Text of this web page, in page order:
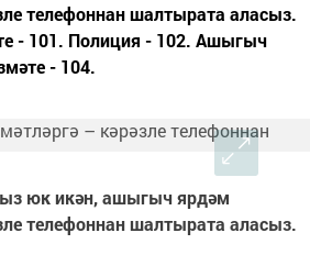
телефоннан шалтырата аласыз.
- 101. Полиция - 102. Ашыгыч
- 104.
юк икән, ашыгыч ярдәм
телефоннан шалтырата аласыз.